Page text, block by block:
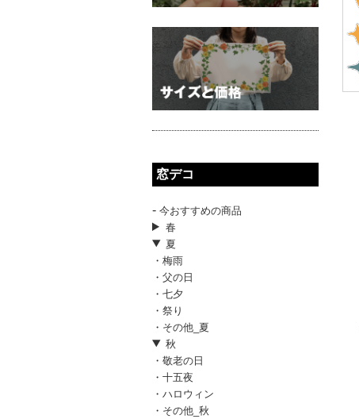
窓デコ
- 今おすすめの商品
春
夏
・梅雨
・父の日
・七夕
・祭り
・その他_夏
秋
・敬老の日
・十五夜
・ハロウィン
・その他_秋